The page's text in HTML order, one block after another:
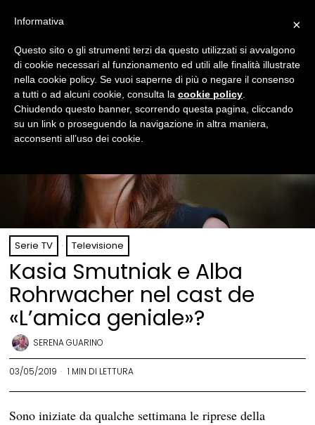
Serie TV · Televisione
Kasia Smutniak e Alba
Rohrwacher nel cast de
«L’amica geniale»?
SERENA GUARINO
03/05/2019 1 MIN DI LETTURA
Sono iniziate da qualche settimana le riprese della
×
Informativa
Questo sito o gli strumenti terzi da questo utilizzati si avvalgono
di cookie necessari al funzionamento ed utili alle finalità illustrate
nella cookie policy. Se vuoi saperne di più o negare il consenso
a tutti o ad alcuni cookie, consulta la cookie policy
Chiudendo questo banner, scorrendo questa pagina, cliccando
su un link o proseguendo la navigazione in altra maniera,
acconsenti all’uso dei cookie.